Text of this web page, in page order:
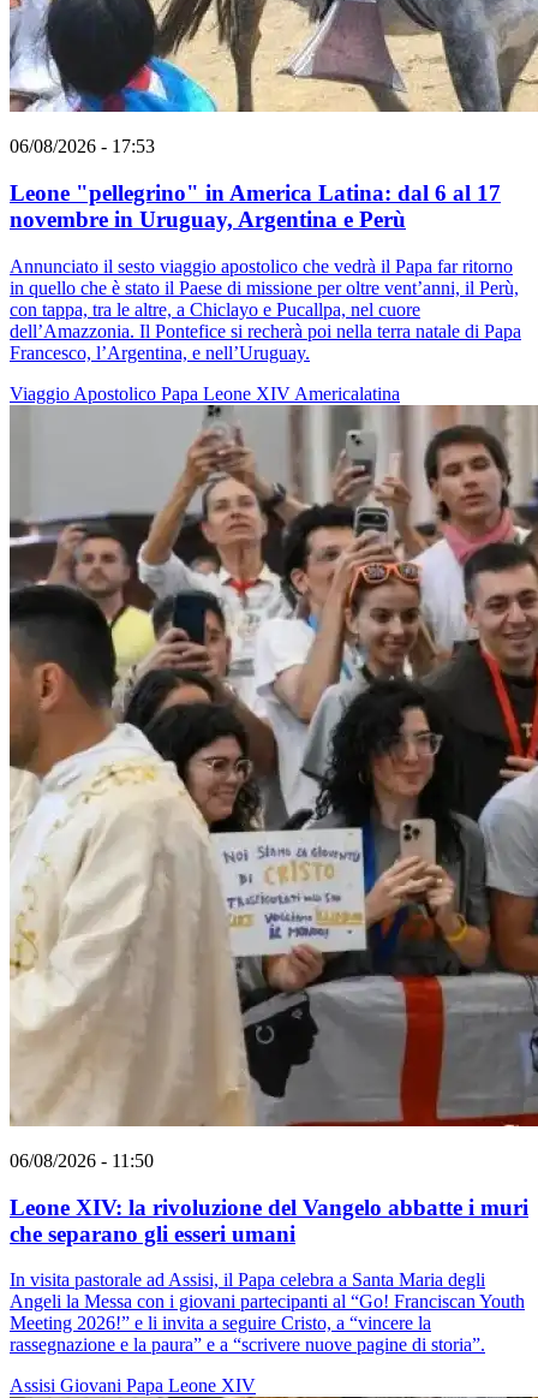
06/08/2026 - 17:53
Leone "pellegrino" in America Latina: dal 6 al 17
novembre in Uruguay, Argentina e Perù
Annunciato il sesto viaggio apostolico che vedrà il Papa far ritorno
in quello che è stato il Paese di missione per oltre vent’anni, il Perù,
con tappa, tra le altre, a Chiclayo e Pucallpa, nel cuore
dell’Amazzonia. Il Pontefice si recherà poi nella terra natale di Papa
Francesco, l’Argentina, e nell’Uruguay.
Viaggio Apostolico Papa Leone XIV Americalatina
06/08/2026 - 11:50
Leone XIV: la rivoluzione del Vangelo abbatte i muri
che separano gli esseri umani
In visita pastorale ad Assisi, il Papa celebra a Santa Maria degli
Angeli la Messa con i giovani partecipanti al “Go! Franciscan Youth
Meeting 2026!” e li invita a seguire Cristo, a “vincere la
rassegnazione e la paura” e a “scrivere nuove pagine di storia”.
Assisi Giovani Papa Leone XIV